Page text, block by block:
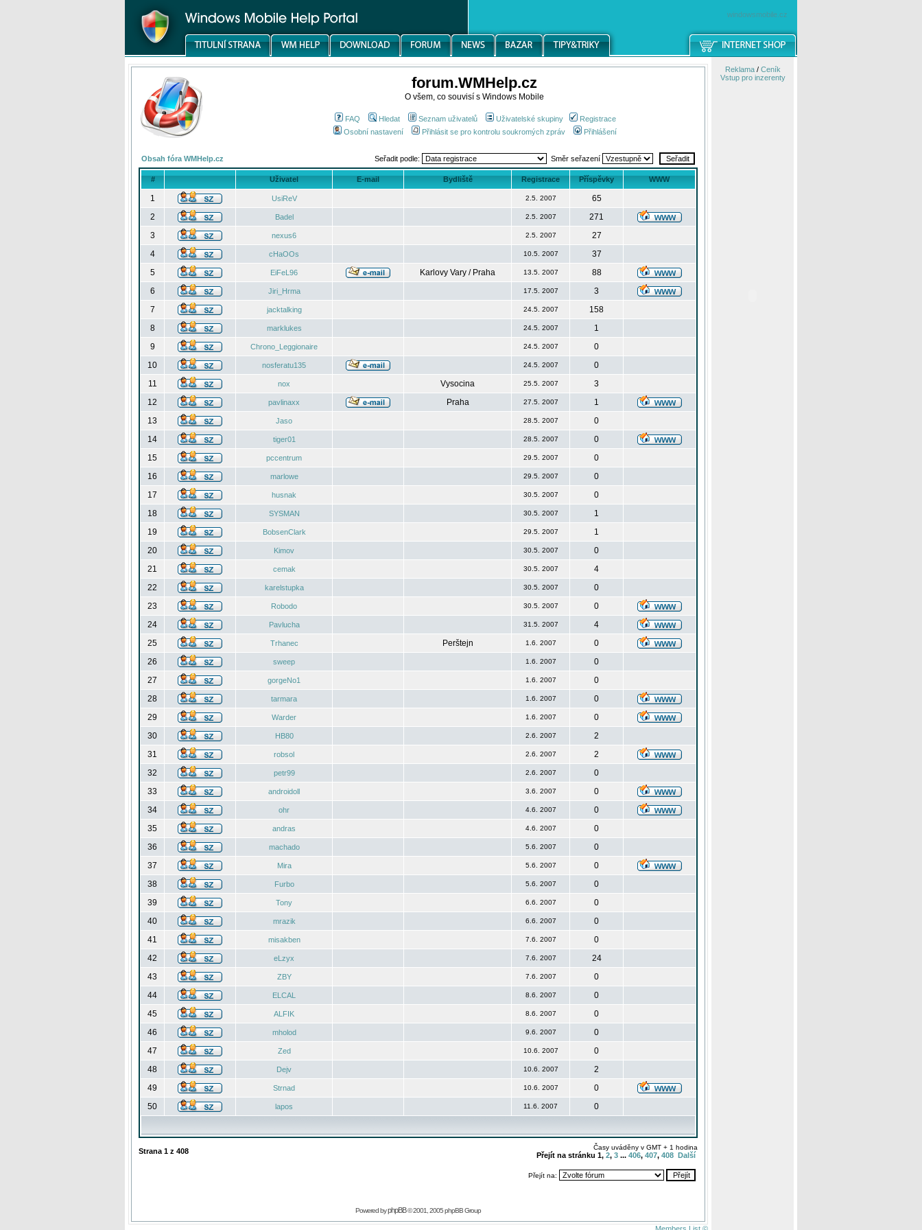
windowsmobile.cz
forum.WMHelp.cz
O všem, co souvisí s Windows Mobile
FAQ Hledat Seznam uživatelů Uživatelské skupiny
Registrace
Osobní nastavení
Přihlásit se pro kontrolu soukromých zpráv Přihlášení
Obsah fóra WMHelp.cz Seřadit podle: Směr seřazení
# Uživatel E-mail Bydliště Registrace Příspěvky WWW
1 UsiReV 2.5. 2007
65
2
Badel 2.5. 2007
271
3
nexus6 2.5. 2007
27
4
cHaOOs 10.5. 2007
37
5
EiFeL96 Karlovy Vary / Praha 13.5. 2007
88
6
Jiri_Hrma 17.5. 2007
3
7
jacktalking 24.5. 2007
158
8
marklukes 24.5. 2007
1
9
Chrono_Leggionaire 24.5. 2007
0
10
nosferatu135 24.5. 2007
0
11
nox Vysocina 25.5. 2007
3
12
pavlinaxx Praha 27.5. 2007
1
13
Jaso 28.5. 2007
0
14
tiger01 28.5. 2007
0
15
pccentrum 29.5. 2007
0
16
marlowe 29.5. 2007
0
17
husnak 30.5. 2007
0
18
SYSMAN 30.5. 2007
1
19
BobsenClark 29.5. 2007
1
20
Kimov 30.5. 2007
0
21
cemak 30.5. 2007
4
22
karelstupka 30.5. 2007
0
23
Robodo 30.5. 2007
0
24
Pavlucha 31.5. 2007
4
25
Trhanec Perštejn 1.6. 2007
0
26
sweep 1.6. 2007
0
27
gorgeNo1 1.6. 2007
0
28
tarmara 1.6. 2007
0
29
Warder 1.6. 2007
0
30
HB80 2.6. 2007
2
31
robsol 2.6. 2007
2
32
petr99 2.6. 2007
0
33
androidoll 3.6. 2007
0
34
ohr 4.6. 2007
0
35
andras 4.6. 2007
0
36
machado 5.6. 2007
0
37
Mira 5.6. 2007
0
38
Furbo 5.6. 2007
0
39
Tony 6.6. 2007
0
40
mrazik 6.6. 2007
0
41
misakben 7.6. 2007
0
42
eLzyx 7.6. 2007
24
43
ZBY 7.6. 2007
0
44
ELCAL 8.6. 2007
0
45
ALFIK 8.6. 2007
0
46
mholod 9.6. 2007
0
47
Zed 10.6. 2007
0
48
Dejv 10.6. 2007
2
49
Strnad 10.6. 2007
0
50
lapos 11.6. 2007 0
Strana 1 z 408 Časy uváděny v GMT + 1 hodina
Přejít na stránku 1, 2, 3 ... 406, 407, 408 Další
Přejít na:
Powered byphpBB© 2001, 2005 phpBB Group
Reklama/ Ceník
Vstup pro inzerenty